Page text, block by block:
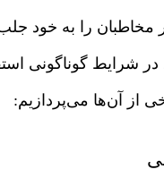
مخاطبان را به خود
شرایط گوناگونی
از آن‌ها می‌پردازیم: